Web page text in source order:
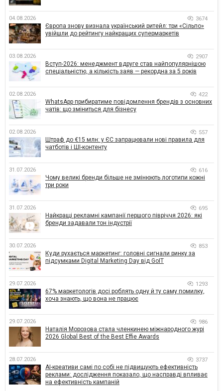
04.08.2026 3674
Європа знову визнала український ритейл: три «Сільпо»
увійшли до рейтингу найкращих супермаркетів
03.08.2026 2907
Вступ-2026: менеджмент вдруге став найпопулярнішою
спеціальністю, а кількість заяв — рекордна за 5 років
02.08.2026 422
WhatsApp прибиратиме повідомлення брендів з основних
чатів: що зміниться для бізнесу
02.08.2026 557
Штраф до €15 млн: у ЄС запрацювали нові правила для
чатботів і ШІ-контенту
31.07.2026 616
Чому великі бренди більше не змінюють логотипи кожні
три роки
31.07.2026 695
Найкращі рекламні кампанії першого півріччя 2026: які
бренди задавали тон індустрії
30.07.2026 853
Куди рухається маркетинг: головні сигнали ринку за
підсумками Digital Marketing Day від GoIT
29.07.2026 1293
67% маркетологів досі роблять одну й ту саму помилку,
хоча знають, що вона не працює
29.07.2026 986
Наталія Морозова стала членкинею міжнародного журі
2026 Global Best of the Best Effie Awards
28.07.2026 3737
AI-креативи самі по собі не підвищують ефективність
реклами: дослідження показало, що насправді впливає
на ефективність кампаній